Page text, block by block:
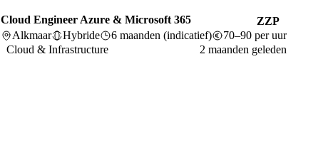
Cloud Engineer Azure & Microsoft 365
ZZP
Alkmaar
Hybride 6 maanden (indicatief)
70–90 per uur
Cloud & Infrastructure
2 maanden geleden